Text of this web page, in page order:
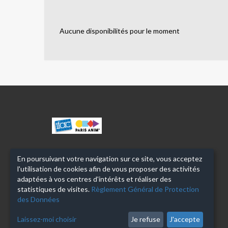
Aucune disponibilités pour le moment
MADO
ROBIN
En poursuivant votre navigation sur ce site, vous acceptez
l'utilisation de cookies afin de vous proposer des activités
adaptées à vos centres d'intérêts et réaliser des
statistiques de visites. Règlement Général de Protection
des Données
Laissez-moi choisir Je refuse J'accepte